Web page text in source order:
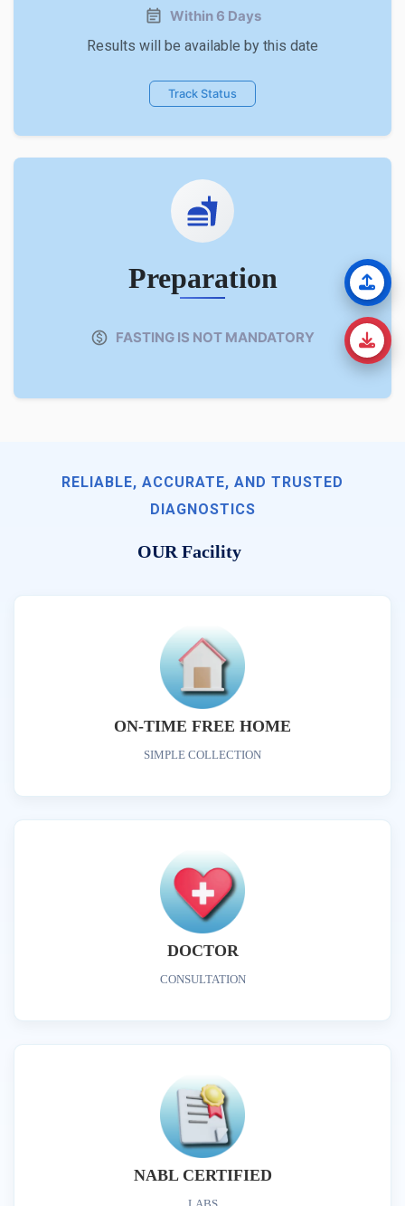
Within 6 Days
Results will be available by this date
Track Status
Preparation
FASTING IS NOT MANDATORY
RELIABLE, ACCURATE, AND TRUSTED
DIAGNOSTICS
OUR Facility
ON-TIME FREE HOME
SIMPLE COLLECTION
DOCTOR
CONSULTATION
NABL CERTIFIED